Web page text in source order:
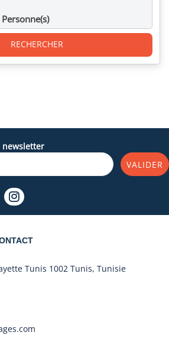
Personne(s)
RECHERCHER
newsletter
VALIDER
Tunis 1002 Tunis, Tunisie